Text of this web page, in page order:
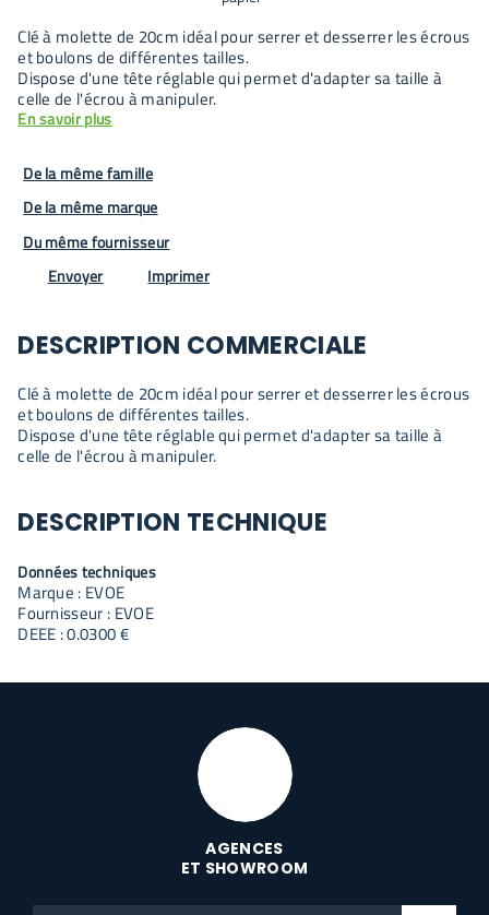
Clé à molette de 20cm idéal pour serrer et desserrer les écrous
et boulons de différentes tailles.
Dispose d'une tête réglable qui permet d'adapter sa taille à
celle de l'écrou à manipuler.
En savoir plus
De la même famille
De la même marque
Du même fournisseur
Envoyer
Imprimer
DESCRIPTION COMMERCIALE
Clé à molette de 20cm idéal pour serrer et desserrer les écrous
et boulons de différentes tailles.
Dispose d'une tête réglable qui permet d'adapter sa taille à
celle de l'écrou à manipuler.
DESCRIPTION TECHNIQUE
Données techniques
Marque : EVOE
Fournisseur : EVOE
DEEE : 0.0300 €
AGENCES
ET SHOWROOM